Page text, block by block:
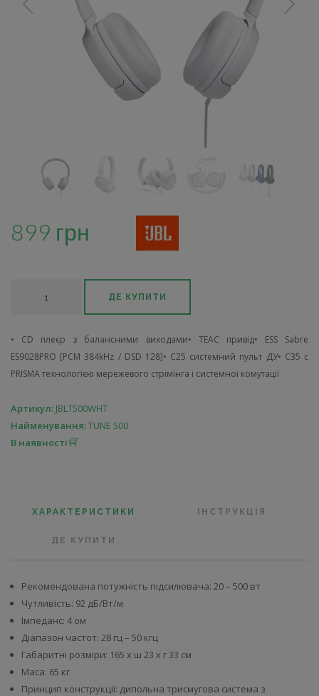
899 грн
ДЕ КУПИТИ
• CD плеєр з балансними виходами• TEAC привід• ESS Sabre
ES9028PRO [PCM 384kHz / DSD 128]• C25 системний пульт ДУ• C35 c
PRISMA технологією мережевого стрімінга і системної комутації
Артикул: JBLT500WHT
Найменування:TUNE 500
В наявності
ХАРАКТЕРИСТИКИ ІНСТРУКЦІЯ
ДЕ КУПИТИ
Рекомендована потужність підсилювача: 20 – 500 вт
Чутливість: 92 дБ/Вт/м
Імпеданс: 4 ом
Діапазон частот: 28 гц – 50 кгц
Габаритні розміри: 165 х ш 23 х г 33 см
Маса: 65 кг
Принцип конструкції: дипольна трисмугова система з